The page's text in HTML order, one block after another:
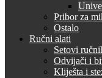
Pribor za
Ostalo
Ručni alati
Setovi
Odvijači i
Kliješta i